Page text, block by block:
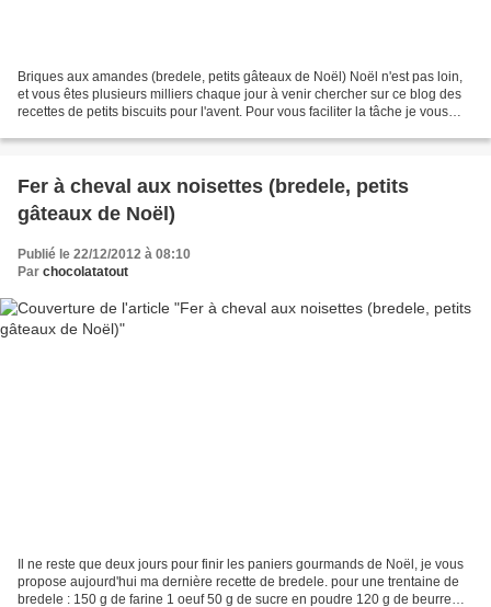
Briques aux amandes (bredele, petits gâteaux de Noël) Noël n'est pas loin,
et vous êtes plusieurs milliers chaque jour à venir chercher sur ce blog des
recettes de petits biscuits pour l'avent. Pour vous faciliter la tâche je vous
Fer à cheval aux noisettes (bredele, petits
gâteaux de Noël)
Publié le 22/12/2012 à 08:10
Par chocolatatout
Il ne reste que deux jours pour finir les paniers gourmands de Noël, je vous
propose aujourd'hui ma dernière recette de bredele. pour une trentaine de
bredele : 150 g de farine 1 oeuf 50 g de sucre en poudre 120 g de beurre